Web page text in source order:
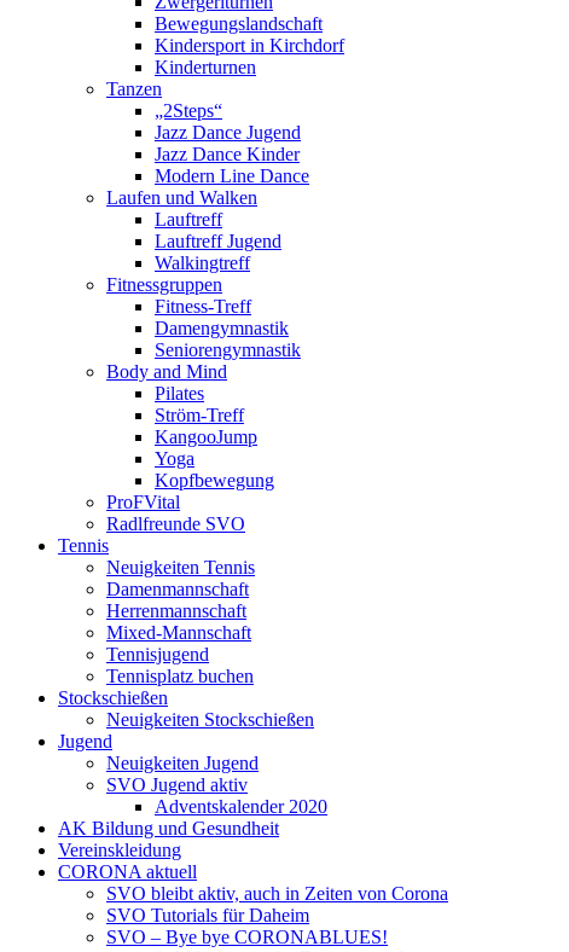
Bewegungslandschaft
Kindersport in Kirchdorf
Kinderturnen
Tanzen
„2Steps“
Jazz Dance Jugend
Jazz Dance Kinder
Modern Line Dance
Laufen und Walken
Lauftreff
Lauftreff Jugend
Walkingtreff
Fitnessgruppen
Fitness-Treff
Damengymnastik
Seniorengymnastik
Body and Mind
Pilates
Ström-Treff
KangooJump
Yoga
Kopfbewegung
ProFVital
Radlfreunde SVO
Tennis
Neuigkeiten Tennis
Damenmannschaft
Herrenmannschaft
Mixed-Mannschaft
Tennisjugend
Tennisplatz buchen
Stockschießen
Neuigkeiten Stockschießen
Jugend
Neuigkeiten Jugend
SVO Jugend aktiv
Adventskalender 2020
AK Bildung und Gesundheit
Vereinskleidung
CORONA aktuell
SVO bleibt aktiv, auch in Zeiten von Corona
SVO Tutorials für Daheim
SVO – Bye bye CORONABLUES!